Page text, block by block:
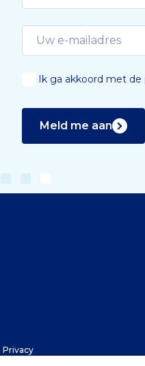
Ik ga akkoord met de
Meld me aan
Privacy